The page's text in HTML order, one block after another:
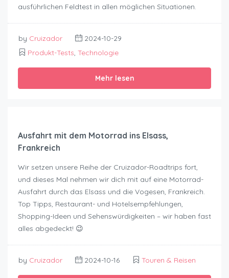
ausführlichen Feldtest in allen möglichen Situationen.
by Cruizador
2024-10-29
Produkt-Tests, Technologie
Mehr lesen
Ausfahrt mit dem Motorrad ins Elsass,
Frankreich
Wir setzen unsere Reihe der Cruizador-Roadtrips fort,
und dieses Mal nehmen wir dich mit auf eine Motorrad-
Ausfahrt durch das Elsass und die Vogesen, Frankreich.
Top Tipps, Restaurant- und Hotelsempfehlungen,
Shopping-Ideen und Sehenswürdigkeiten – wir haben fast
alles abgedeckt! 😉
by Cruizador 2024-10-16 Touren & Reisen